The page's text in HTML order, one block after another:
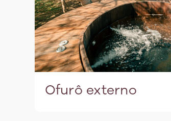
Ofurô externo